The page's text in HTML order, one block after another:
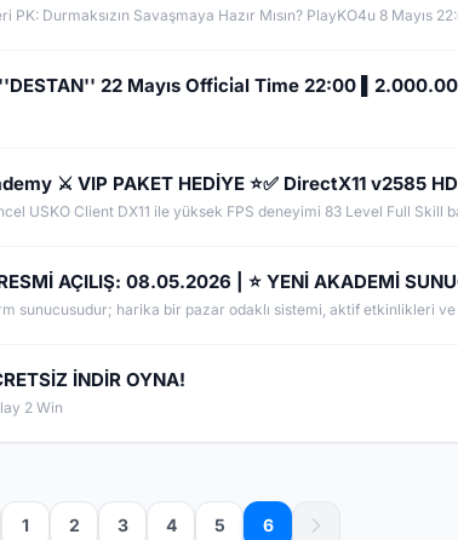
PK: Durmaksızın Savaşmaya Hazır Mısın? PlayKO4u 8 Mayıs
İNDİR OYNA!
2 Win
1 2 3 4 5 6